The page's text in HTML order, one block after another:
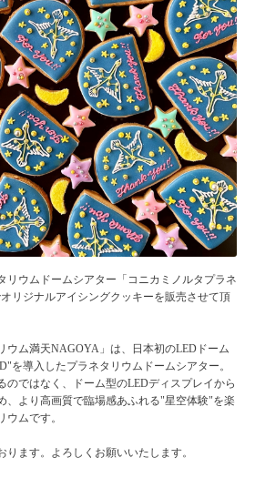
リウムドームシアター「 コニカミノルタプラネ
オリジナルアイシングクッキーを販売させて頂
ウム満天NAGOYA」は、日本初のLEDドーム
を導入したプラネタリウムドームシアター。
のではなく、ドーム型のLEDディスプレイから
、より高画質で臨場感あふれる"星空体験"を楽
ウムです。
ます。よろしくお願いいたします。